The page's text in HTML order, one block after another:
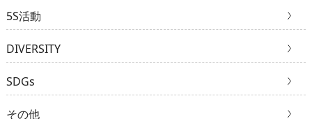
5S活動
DIVERSITY
SDGs
その他